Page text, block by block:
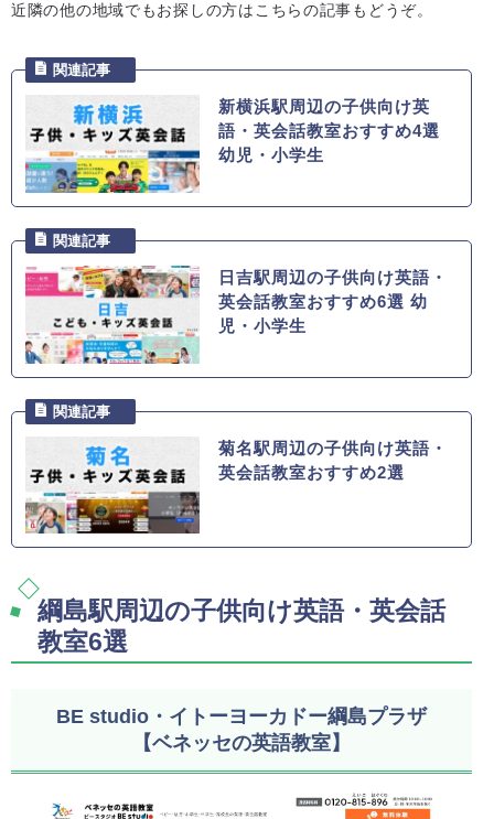
近隣の他の地域でもお探しの方はこちらの記事もどうぞ。
新横浜駅周辺の子供向け英
語・英会話教室おすすめ4選
幼児・小学生
日吉駅周辺の子供向け英語・
英会話教室おすすめ6選 幼
児・小学生
菊名駅周辺の子供向け英語・
英会話教室おすすめ2選
綱島駅周辺の子供向け英語・英会話
教室6選
BE studio・イトーヨーカドー綱島プラザ
【ベネッセの英語教室】